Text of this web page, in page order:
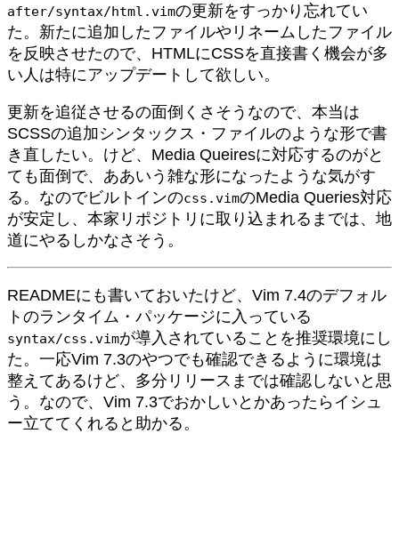
after/syntax/html.vimの更新をすっかり忘れてい
た。新たに追加したファイルやリネームしたファイル
を反映させたので、HTMLにCSSを直接書く機会が多
い人は特にアップデートして欲しい。
更新を追従させるの面倒くさそうなので、本当は
SCSSの追加シンタックス・ファイルのような形で書
き直したい。けど、Media Queiresに対応するのがと
ても面倒で、ああいう雑な形になったような気がす
る。なのでビルトインのcss.vimのMedia Queries対応
が安定し、本家リポジトリに取り込まれるまでは、地
道にやるしかなさそう。
READMEにも書いておいたけど、Vim 7.4のデフォル
トのランタイム・パッケージに入っている
syntax/css.vimが導入されていることを推奨環境にし
た。一応Vim 7.3のやつでも確認できるように環境は
整えてあるけど、多分リリースまでは確認しないと思
う。なので、Vim 7.3でおかしいとかあったらイシュ
ー立ててくれると助かる。